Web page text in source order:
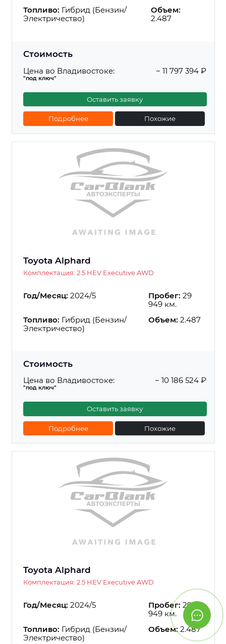
Топливо: Гибрид (Бензин/
Электричество)
Объем:
2.487
Стоимость
Цена во Владивостоке:
"под ключ"
~ 11 797 394 ₽
Оставить заявку
Подробнее Похожие
Toyota Alphard
Комплектация: 2.5 HEV Executive AWD
Год/Месяц: 2024/5 Пробег: 29
949 км.
Топливо: Гибрид (Бензин/
Электричество)
Объем: 2.487
Стоимость
Цена во Владивостоке:
"под ключ"
~ 10 186 524 ₽
Оставить заявку
Подробнее Похожие
Toyota Alphard
Комплектация: 2.5 HEV Executive AWD
Год/Месяц: 2024/5 Пробег: 29
949 км.
Топливо: Гибрид (Бензин/
Электричество)
Объем: 2.487